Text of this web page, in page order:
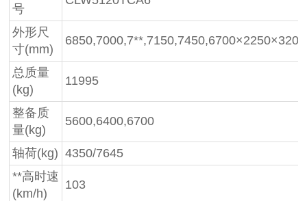
号
外形尺
寸(mm)
总质量
(kg)
11995
整备质
量(kg)
5600,6400,6700
轴荷(kg) 4350/7645
**高时速
(km/h)
103